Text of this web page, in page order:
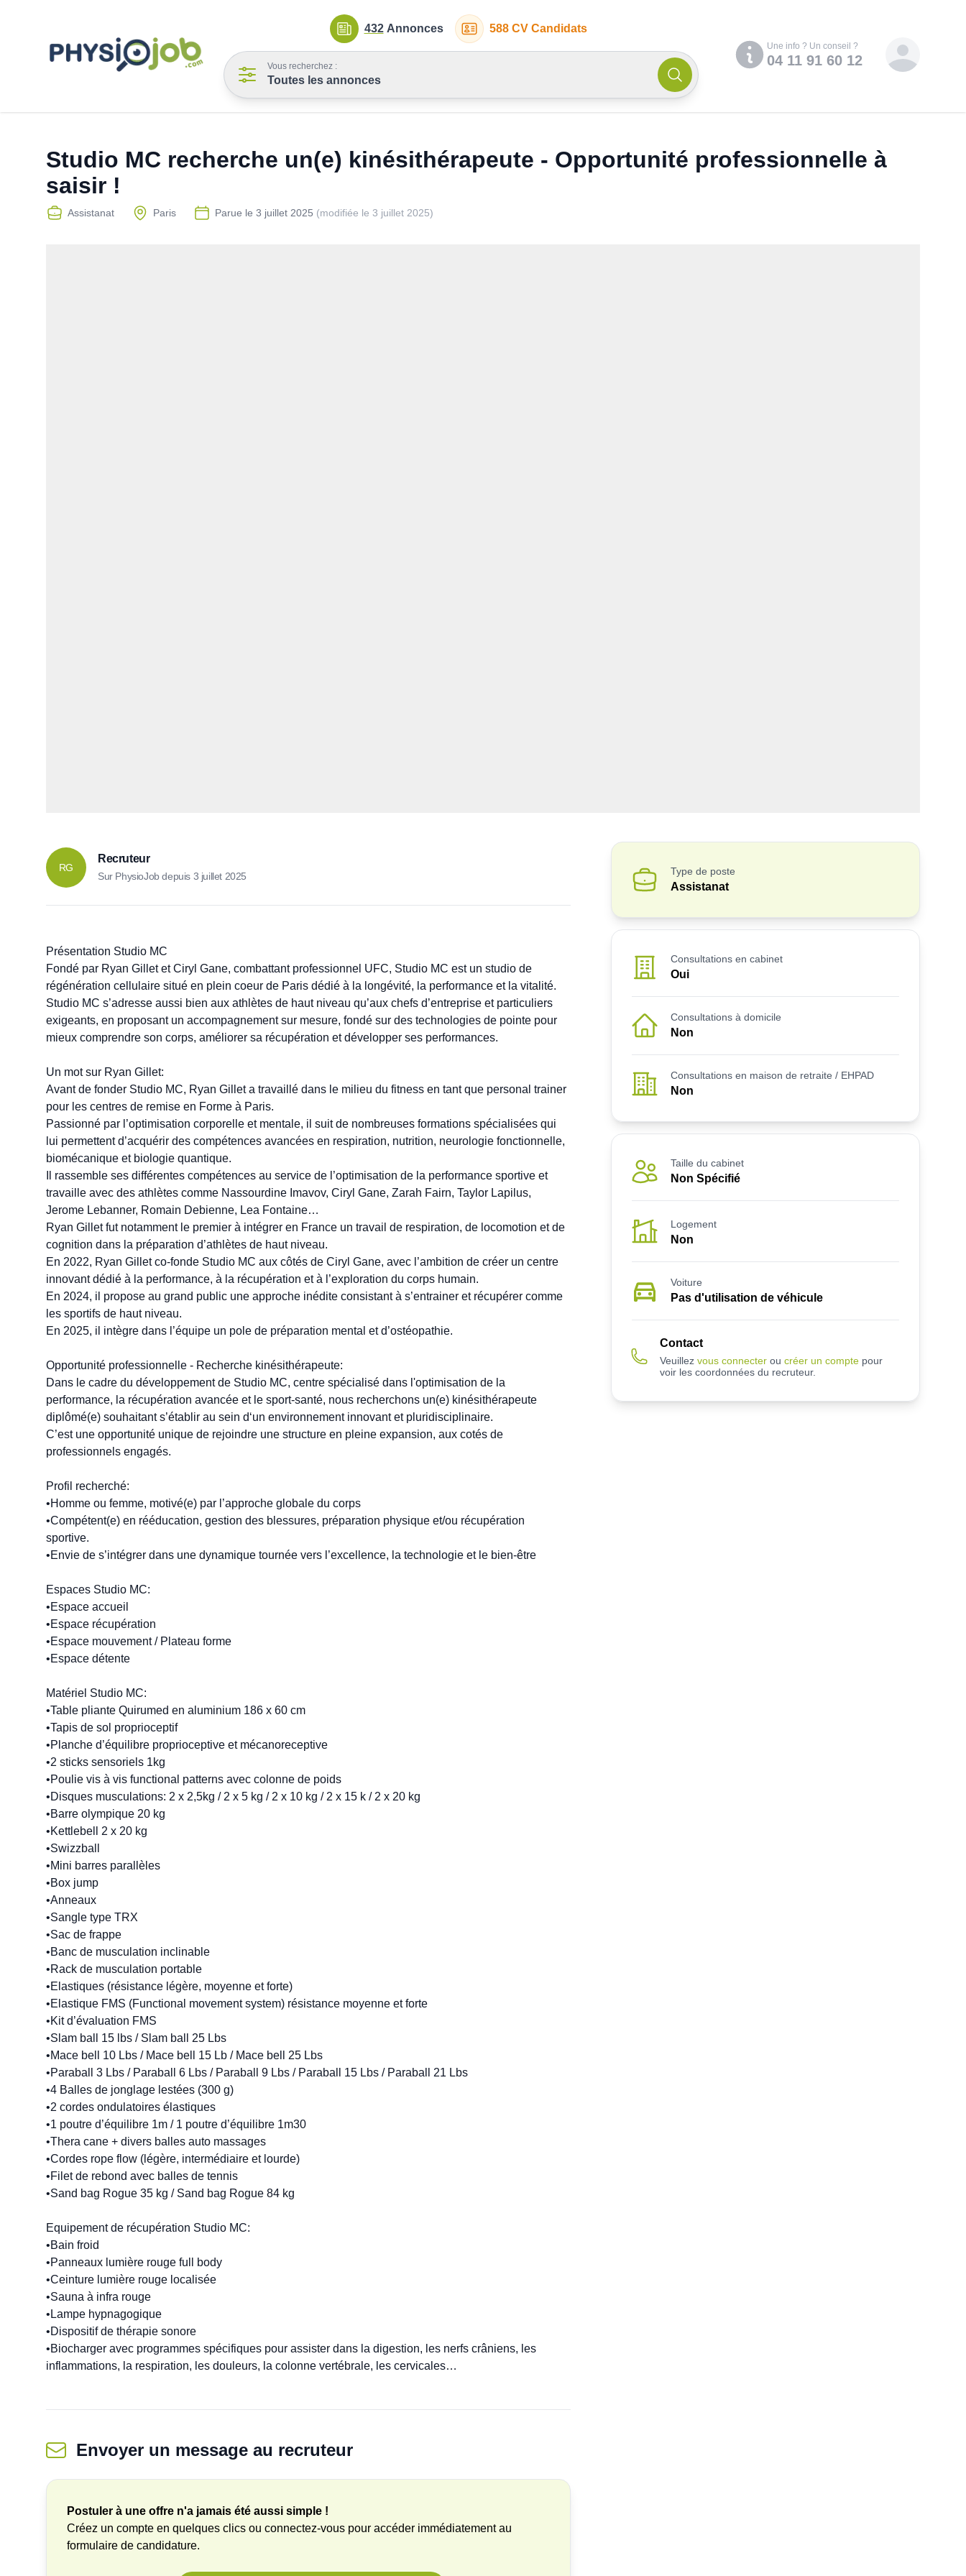
432 Annonces 588 CV Candidats
Vous recherchez :
Toutes les annonces
Une info ? Un conseil ?
04 11 91 60 12
Compte
Studio MC recherche un(e) kinésithérapeute - Opportunité professionnelle à
saisir !
Assistanat Paris Parue le 3 juillet 2025 (modifiée le 3 juillet 2025)
RG
Recruteur
Sur PhysioJob depuis 3 juillet 2025
Présentation Studio MC
Fondé par Ryan Gillet et Ciryl Gane, combattant professionnel UFC, Studio MC est un studio de
régénération cellulaire situé en plein coeur de Paris dédié à la longévité, la performance et la vitalité.
Studio MC s’adresse aussi bien aux athlètes de haut niveau qu’aux chefs d’entreprise et particuliers
exigeants, en proposant un accompagnement sur mesure, fondé sur des technologies de pointe pour
mieux comprendre son corps, améliorer sa récupération et développer ses performances.
Un mot sur Ryan Gillet:
Avant de fonder Studio MC, Ryan Gillet a travaillé dans le milieu du fitness en tant que personal trainer
pour les centres de remise en Forme à Paris.
Passionné par l’optimisation corporelle et mentale, il suit de nombreuses formations spécialisées qui
lui permettent d’acquérir des compétences avancées en respiration, nutrition, neurologie fonctionnelle,
biomécanique et biologie quantique.
Il rassemble ses différentes compétences au service de l’optimisation de la performance sportive et
travaille avec des athlètes comme Nassourdine Imavov, Ciryl Gane, Zarah Fairn, Taylor Lapilus,
Jerome Lebanner, Romain Debienne, Lea Fontaine…
Ryan Gillet fut notamment le premier à intégrer en France un travail de respiration, de locomotion et de
cognition dans la préparation d’athlètes de haut niveau.
En 2022, Ryan Gillet co-fonde Studio MC aux côtés de Ciryl Gane, avec l’ambition de créer un centre
innovant dédié à la performance, à la récupération et à l’exploration du corps humain.
En 2024, il propose au grand public une approche inédite consistant à s’entrainer et récupérer comme
les sportifs de haut niveau.
En 2025, il intègre dans l’équipe un pole de préparation mental et d’ostéopathie.
Opportunité professionnelle - Recherche kinésithérapeute:
Dans le cadre du développement de Studio MC, centre spécialisé dans l'optimisation de la
performance, la récupération avancée et le sport-santé, nous recherchons un(e) kinésithérapeute
diplômé(e) souhaitant s’établir au sein d‘un environnement innovant et pluridisciplinaire.
C’est une opportunité unique de rejoindre une structure en pleine expansion, aux cotés de
professionnels engagés.
Profil recherché:
•Homme ou femme, motivé(e) par l’approche globale du corps
•Compétent(e) en rééducation, gestion des blessures, préparation physique et/ou récupération
sportive.
•Envie de s’intégrer dans une dynamique tournée vers l’excellence, la technologie et le bien-être
Espaces Studio MC:
•Espace accueil
•Espace récupération
•Espace mouvement / Plateau forme
•Espace détente
Matériel Studio MC:
•Table pliante Quirumed en aluminium 186 x 60 cm
•Tapis de sol proprioceptif
•Planche d’équilibre proprioceptive et mécanoreceptive
•2 sticks sensoriels 1kg
•Poulie vis à vis functional patterns avec colonne de poids
•Disques musculations: 2 x 2,5kg / 2 x 5 kg / 2 x 10 kg / 2 x 15 k / 2 x 20 kg
•Barre olympique 20 kg
•Kettlebell 2 x 20 kg
•Swizzball
•Mini barres parallèles
•Box jump
•Anneaux
•Sangle type TRX
•Sac de frappe
•Banc de musculation inclinable
•Rack de musculation portable
•Elastiques (résistance légère, moyenne et forte)
•Elastique FMS (Functional movement system) résistance moyenne et forte
•Kit d’évaluation FMS
•Slam ball 15 lbs / Slam ball 25 Lbs
•Mace bell 10 Lbs / Mace bell 15 Lb / Mace bell 25 Lbs
•Paraball 3 Lbs / Paraball 6 Lbs / Paraball 9 Lbs / Paraball 15 Lbs / Paraball 21 Lbs
•4 Balles de jonglage lestées (300 g)
•2 cordes ondulatoires élastiques
•1 poutre d’équilibre 1m / 1 poutre d’équilibre 1m30
•Thera cane + divers balles auto massages
•Cordes rope flow (légère, intermédiaire et lourde)
•Filet de rebond avec balles de tennis
•Sand bag Rogue 35 kg / Sand bag Rogue 84 kg
Equipement de récupération Studio MC:
•Bain froid
•Panneaux lumière rouge full body
•Ceinture lumière rouge localisée
•Sauna à infra rouge
•Lampe hypnagogique
•Dispositif de thérapie sonore
•Biocharger avec programmes spécifiques pour assister dans la digestion, les nerfs crâniens, les
inflammations, la respiration, les douleurs, la colonne vertébrale, les cervicales…
Envoyer un message au recruteur
Postuler à une offre n'a jamais été aussi simple !
Créez un compte en quelques clics ou connectez-vous pour accéder immédiatement au
formulaire de candidature.
Type de poste
Assistanat
Consultations en cabinet
Oui
Consultations à domicile
Non
Consultations en maison de retraite / EHPAD
Non
Taille du cabinet
Non Spécifié
Logement
Non
Voiture
Pas d'utilisation de véhicule
Contact
Veuillez vous connecter ou créer un compte pour
voir les coordonnées du recruteur.